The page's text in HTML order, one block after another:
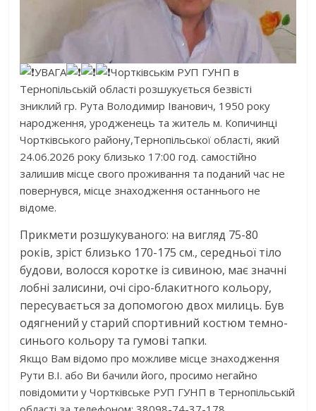
УВАГА
Чортківськім РУП ГУНП в
Тернопільській області розшукується безвісті
зниклий гр. Рута Володимир Іванович, 1950 року
народження, уродженець та житель м. Копичинці
Чортківського району,Тернопільської області, який
24.06.2026 року близько 17:00 год. самостійно
залишив місце свого проживання та поданий час не
повернувся, місце знаходження останнього не
відоме.
Прикмети розшукуваного: на вигляд 75-80
років, зріст близько 170-175 см., середньої тіло
будови, волосся коротке із сивиною, має значні
лобні залисини, очі сіро-блакитного кольору,
пересувається за допомогою двох милиць. Був
одягнений у старий спортивний костюм темно-
синього кольору та гумові тапки.
Якщо Вам відомо про можливе місце знаходження
Рути В.І. або Ви бачили його, просимо негайно
повідомити у Чортківське РУП ГУНП в Тернопільській